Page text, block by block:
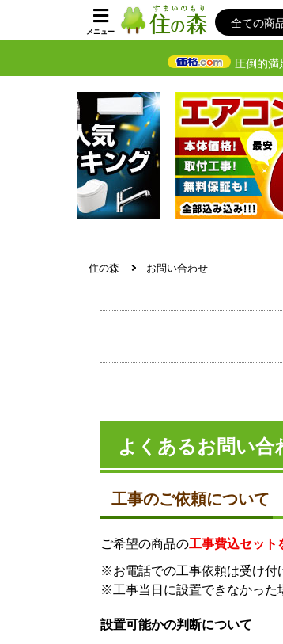
メニュー
圧倒的満
住の森 お問い合わせ
よくあるお問い合
工事のご依頼について
ご希望の商品の工事費込セット
※お電話での工事依頼は受け付
※工事当日に設置できなかった
設置可能かの判断について